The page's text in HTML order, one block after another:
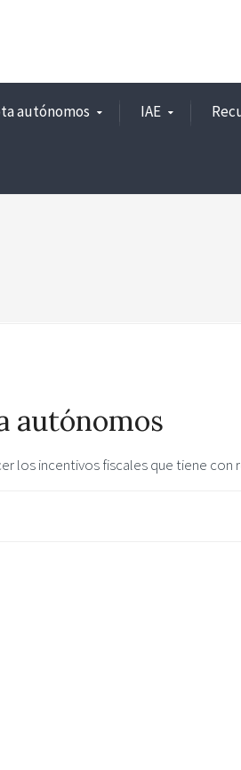
autónomos IAE
autónomos
los incentivos fiscales que tiene con